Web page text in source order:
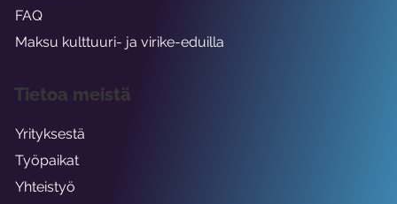
FAQ
Maksu kulttuuri- ja virike-eduilla
Tietoa meistä
Yrityksestä
Työpaikat
Yhteistyö